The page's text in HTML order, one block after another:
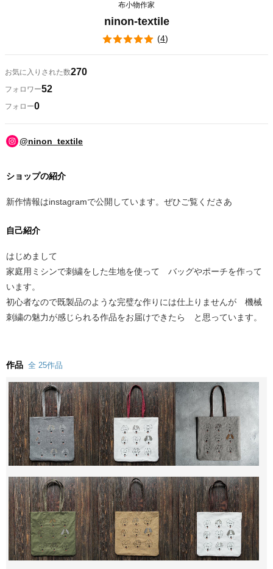
布小物作家
ninon-textile
(4)
お気に入りされた数270
フォロワー52
フォロー0
@ninon_textile
ショップの紹介
新作情報はinstagramで公開しています。ぜひご覧くださあ
自己紹介
はじめまして
家庭用ミシンで刺繍をした生地を使って バッグやポーチを作って
います。
初心者なので既製品のような完璧な作りには仕上りませんが 機械
刺繍の魅力が感じられる作品をお届けできたら と思っています。
作品 全 25作品